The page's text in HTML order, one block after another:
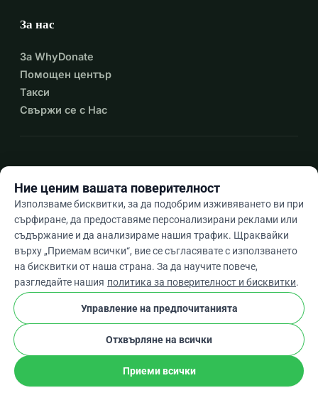
За нас
За WhyDonate
Помощен център
Такси
Свържи се с Нас
Bgarrow_drop_down
★★★★★4,9 / 5 въз основа на 500+ отзива
WhyDonate
Общи условия
Настройки На Бисквитките
Създадено в Европа stripe check Проверен Партньор
Ние ценим вашата поверителност
Използваме бисквитки, за да подобрим изживяването ви при
сърфиране, да предоставяме персонализирани реклами или
съдържание и да анализираме нашия трафик. Щраквайки
върху „Приемам всички“, вие се съгласявате с използването
на бисквитки от наша страна. За да научите повече,
разгледайте нашия политика за поверителност и бисквитки.
Управление на предпочитанията
Отхвърляне на всички
Приеми всички